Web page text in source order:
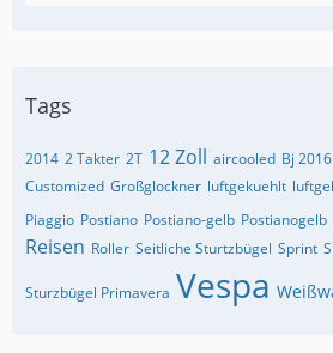
Tags
2014 2 Takter 2T 12 Zoll aircooled Bj
Customized Großglockner luftgekuehlt
Piaggio Postiano Postiano-gelb Postianogelb
Reisen Roller Seitliche Sturtzbügel Sprint
Sturzbügel Primavera Vespa